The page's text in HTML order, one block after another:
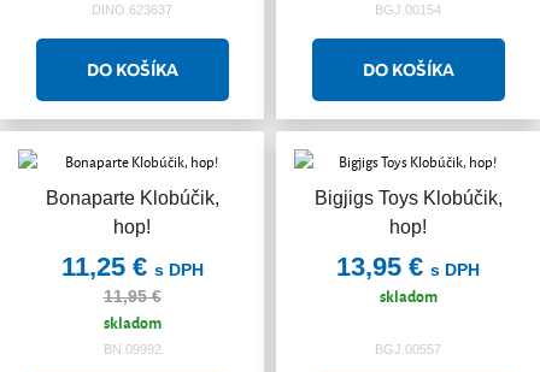
DINO.623637 BGJ.00154
Bonaparte Klobúčik,
hop!
Akcia
11,25 € s DPH
11,95 €
skladom
BN.09992
Bigjigs Toys Klobúčik,
hop!
13,95 € s DPH
skladom
BGJ.00557